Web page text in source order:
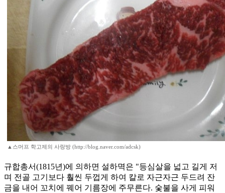
▲스머프 학고제의 사랑방 (http://blog.naver.com/adcsk)
규합총서(1815년)에 의하면 설하멱은 "등심살을 넓고 길게 저
며 전골 고기보다 훨씬 두껍게 하여 칼로 자근자근 두드려 잔
금을 내어 꼬치에 꿰어 기름장에 주무른다. 숯불을 사게 피워